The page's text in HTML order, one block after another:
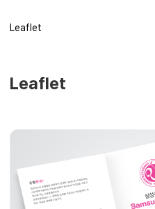
Leaflet
Leaflet